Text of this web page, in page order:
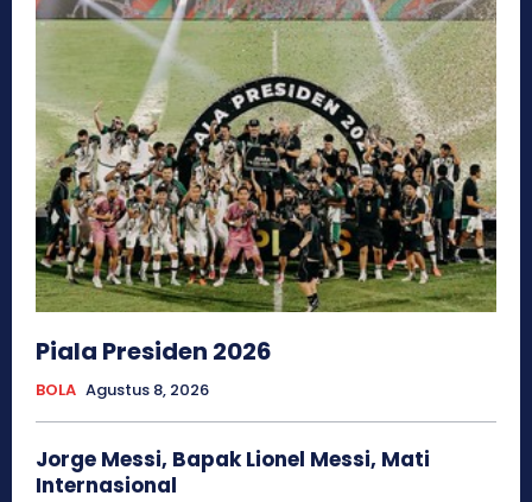
Piala Presiden 2026
BOLA Agustus 8, 2026
Jorge Messi, Bapak Lionel Messi, Mati
Internasional